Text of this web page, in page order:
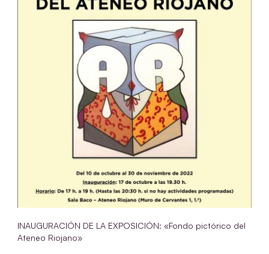
INAUGURACIÓN DE LA EXPOSICIÓN: «Fondo pictórico del
Ateneo Riojano»